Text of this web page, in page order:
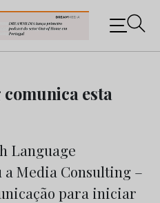
sobre os negócios do
esta
Language
a Media Consulting –
para iniciar